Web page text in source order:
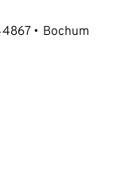
Bochum